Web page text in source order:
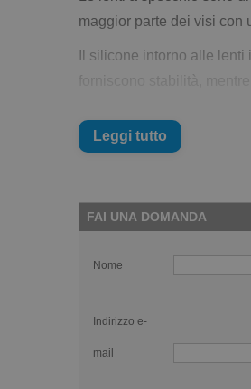
maggior parte dei visi con
Il silicone intorno alle
Caratteristiche
Occhialini da gara
Specchiati
Ponti nasali
Protezione UV
Leggi tutto
FAI UNA DOMANDA
Nome
Indirizzo e-
mail